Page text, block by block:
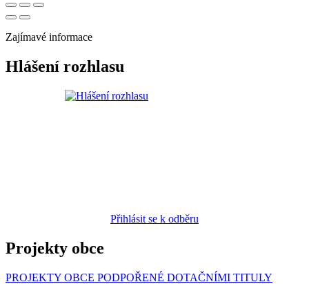
Zajímavé informace
Hlášení rozhlasu
Přihlásit se k odběru
Projekty obce
PROJEKTY OBCE PODPOŘENÉ DOTAČNÍMI TITULY